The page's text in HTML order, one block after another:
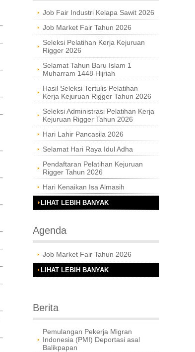
Job Fair Industri Kelapa Sawit 2026
Job Market Fair Tahun 2026
Seleksi Pelatihan Kerja Kejuruan
Rigger 2026
Selamat Tahun Baru Islam 1
Muharram 1448 Hijriah
Hasil Seleksi Tertulis Pelatihan
Kerja Kejuruan Rigger Tahun 2026
Seleksi Administrasi Pelatihan Kerja
Kejuruan Rigger Tahun 2026
Hari Lahir Pancasila 2026
Selamat Hari Raya Idul Adha
Pendaftaran Pelatihan Kejuruan
Rigger Tahun 2026
Hari Kenaikan Isa Almasih
LIHAT LEBIH BANYAK
Agenda
Job Market Fair Tahun 2026
LIHAT LEBIH BANYAK
Berita
Pemulangan Pekerja Migran
Indonesia (PMI) Deportasi asal
Balikpapan